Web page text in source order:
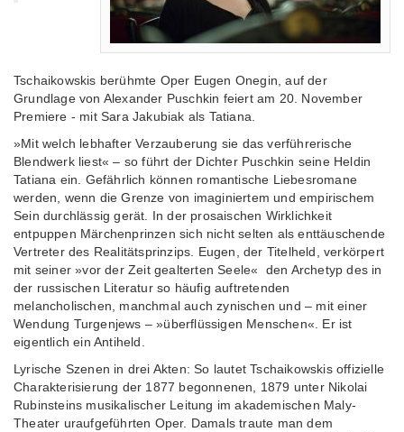
Tschaikowskis berühmte Oper Eugen Onegin, auf der
Grundlage von Alexander Puschkin feiert am 20. November
Premiere - mit Sara Jakubiak als Tatiana.
»Mit welch lebhafter Verzauberung sie das verführerische
Blendwerk liest« – so führt der Dichter Puschkin seine Heldin
Tatiana ein. Gefährlich können romantische Liebesromane
werden, wenn die Grenze von imaginiertem und empirischem
Sein durchlässig gerät. In der prosaischen Wirklichkeit
entpuppen Märchenprinzen sich nicht selten als enttäuschende
Vertreter des Realitätsprinzips. Eugen, der Titelheld, verkörpert
mit seiner »vor der Zeit gealterten Seele« den Archetyp des in
der russischen Literatur so häufig auftretenden
melancholischen, manchmal auch zynischen und – mit einer
Wendung Turgenjews – »überflüssigen Menschen«. Er ist
eigentlich ein Antiheld.
Lyrische Szenen in drei Akten: So lautet Tschaikowskis offizielle
Charakterisierung der 1877 begonnenen, 1879 unter Nikolai
Rubinsteins musikalischer Leitung im akademischen Maly-
Theater uraufgeführten Oper. Damals traute man dem